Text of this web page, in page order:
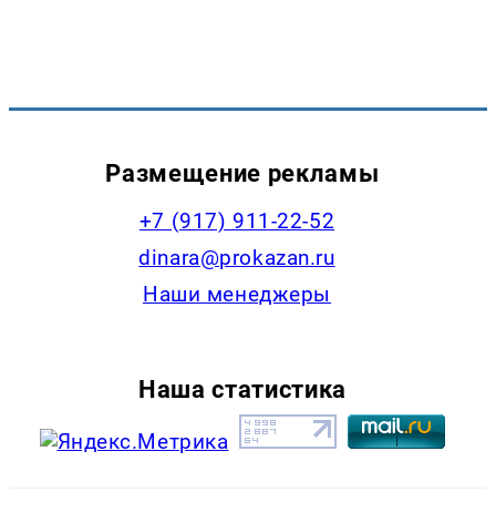
Размещение рекламы
+7 (917) 911-22-52
dinara@prokazan.ru
Наши менеджеры
Наша статистика